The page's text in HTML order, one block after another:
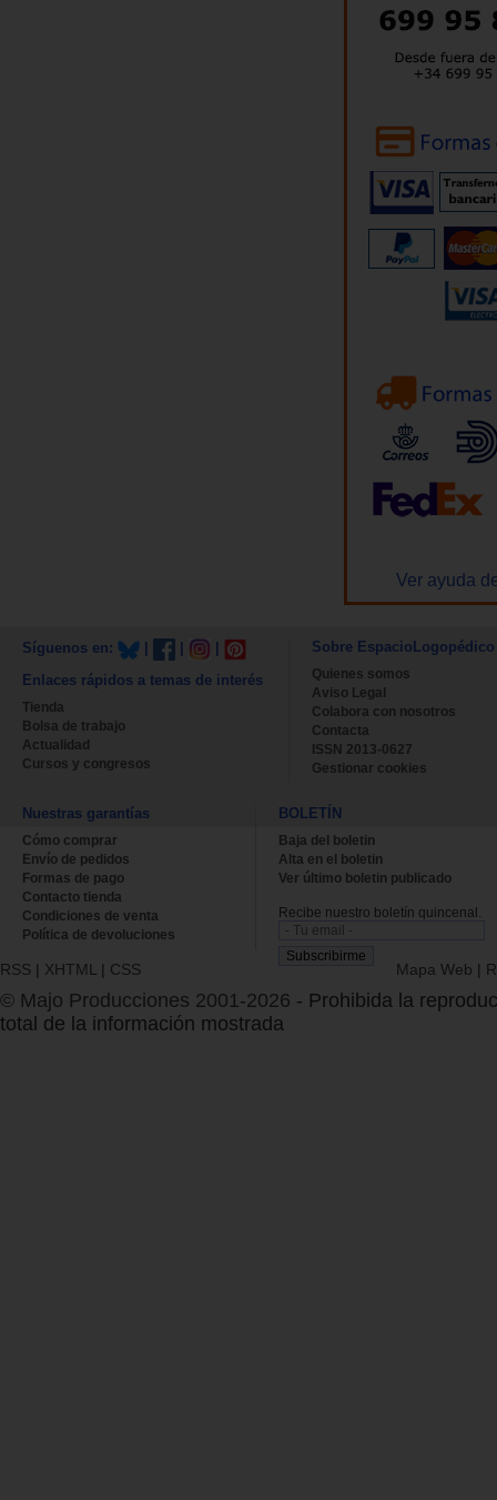
Ver ayuda
Síguenos en:
Enlaces rápidos a temas de interés
Tienda
Bolsa de trabajo
Actualidad
Cursos y congresos
Sobre EspacioLogopédico
Quienes somos
Aviso Legal
Colabora con nosotros
Contacta
ISSN 2013-0627
Gestionar cookies
Nuestras garantías
Cómo comprar
Envío de pedidos
Formas de pago
Contacto tienda
Condiciones de venta
Política de devoluciones
BOLETÍN
Baja del boletin
Alta en el boletin
Ver último boletin publicado
Recibe nuestro boletín quincenal.
RSS | XHTML | CSS Mapa Web |
© Majo Producciones 2001-2026 - Prohibida la
total de la información mostrada